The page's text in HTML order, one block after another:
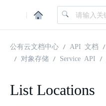
|
公有云文档中心 API 文档
对象存储
Service API
List Locations